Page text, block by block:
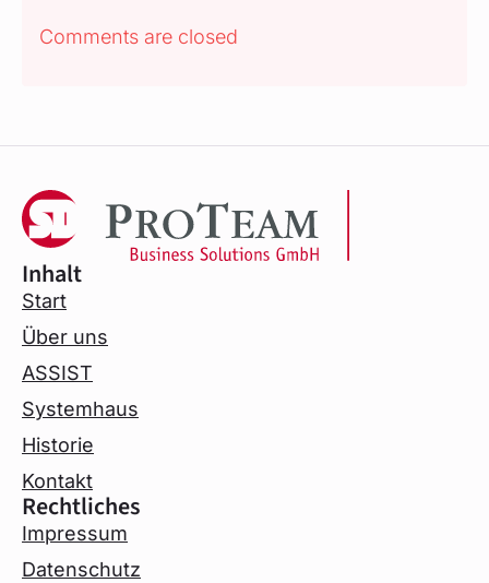
Comments are closed
Inhalt
Start
Über uns
ASSIST
Systemhaus
Historie
Kontakt
Rechtliches
Impressum
Datenschutz